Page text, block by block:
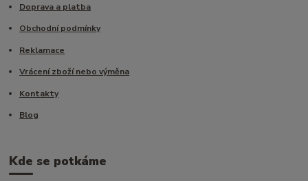
Doprava a platba
Obchodní podmínky
Reklamace
Vrácení zboží nebo výměna
Kontakty
Blog
Kde se potkáme